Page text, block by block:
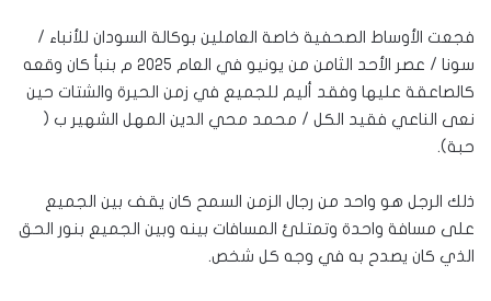
فجعت الأوساط الصحفية خاصة العاملين بوكالة السودان للأنباء /
سونا / عصر الأحد الثامن من يونيو في العام ٢٠٢٥ م بنبأ كان وقعه
كالصاعقة عليها وفقد أليم للجميع في زمن الحيرة والشتات حين
نعى الناعي فقيد الكل / محمد محي الدين المهل الشهير ب (
حبة).
ذلك الرجل هو واحد من رجال الزمن السمح كان يقف بين الجميع
على مسافة واحدة وتمتلئ المسافات بينه وبين الجميع بنور الحق
الذي كان يصدح به في وجه كل شخص.